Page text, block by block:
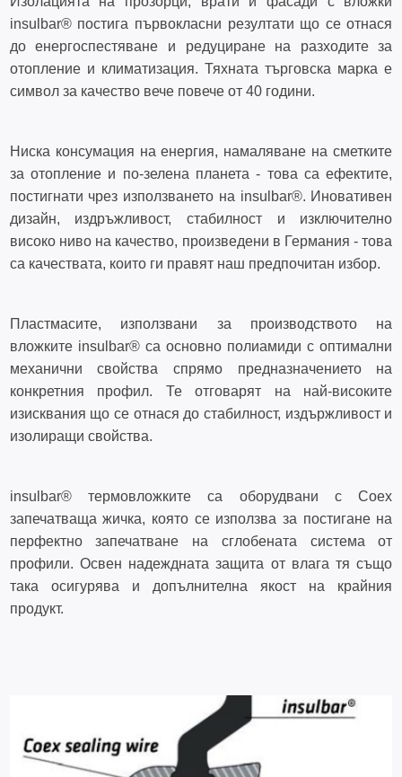
insulbar® постига първокласни резултати що се отнася
до енергоспестяване и редуциране на разходите за
отопление и климатизация. Тяхната търговска марка е
символ за качество вече повече от 40 години.
Ниска консумация на енергия, намаляване на сметките
за отопление и по-зелена планета - това са ефектите,
постигнати чрез използването на insulbar®. Иновативен
дизайн, издръжливост, стабилност и изключително
високо ниво на качество, произведени в Германия - това
са качествата, които ги правят наш предпочитан избор.
Пластмасите, използвани за производството на
вложките insulbar® са основно полиамиди с оптимални
механични свойства спрямо предназначението на
конкретния профил. Те отговарят на най-високите
изисквания що се отнася до стабилност, издържливост и
изолиращи свойства.
insulbar® термовложките са оборудвани с Coex
запечатваща жичка, която се използва за постигане на
перфектно запечатване на сглобената система от
профили. Освен надеждната защита от влага тя също
така осигурява и допълнителна якост на крайния
продукт.